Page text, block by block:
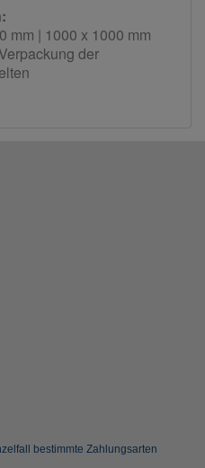
mm | 1000 x 1000 mm
der
bestimmte Zahlungsarten